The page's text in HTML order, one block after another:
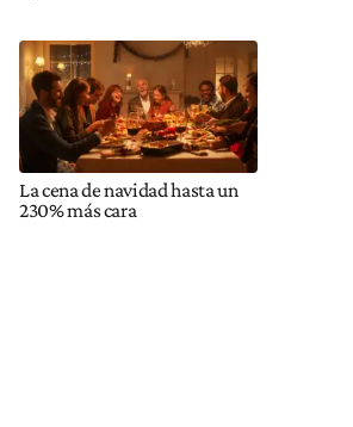
La cena de navidad hasta un
230% más cara